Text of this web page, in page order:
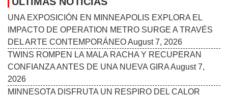
UNA EXPOSICIÓN EN MINNEAPOLIS EXPLORA EL
IMPACTO DE OPERATION METRO SURGE A TRAVÉS
DEL ARTE CONTEMPORÁNEOAugust 7, 2026
TWINS ROMPEN LA MALA RACHA Y RECUPERAN
CONFIANZA ANTES DE UNA NUEVA GIRAAugust 7,
2026
MINNESOTA DISFRUTA UN RESPIRO DEL CALOR